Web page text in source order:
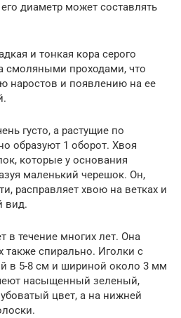
диаметр может составлять
и тонкая кора серого
смоляными проходами, что
наростов и появлению на ее
густо, а растущие по
образуют 1 оборот. Хвоя
которые у основания
маленький черешок. Он,
расправляет хвою на ветках и
вид.
в течение многих лет. Она
также спирально. Иголки с
в 5-8 см и шириной около 3 мм
насыщенный зеленый,
цвет, а на нижней